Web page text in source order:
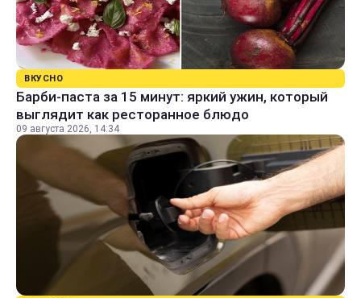
ВКУСНО
Барби-паста за 15 минут: яркий ужин, который
выглядит как ресторанное блюдо
09 августа 2026, 14:34